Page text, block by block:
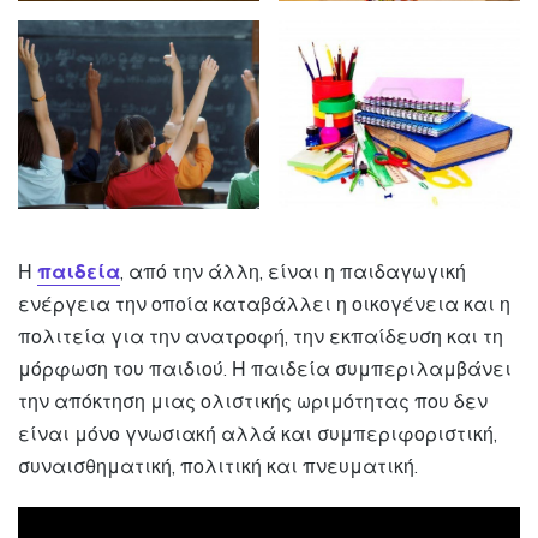
Η παιδεία, από την άλλη, είναι η παιδαγωγική
ενέργεια την οποία καταβάλλει η οικογένεια και η
πολιτεία για την ανατροφή, την εκπαίδευση και τη
μόρφωση του παιδιού. Η παιδεία συμπεριλαμβάνει
την απόκτηση μιας ολιστικής ωριμότητας που δεν
είναι μόνο γνωσιακή αλλά και συμπεριφοριστική,
συναισθηματική, πολιτική και πνευματική.